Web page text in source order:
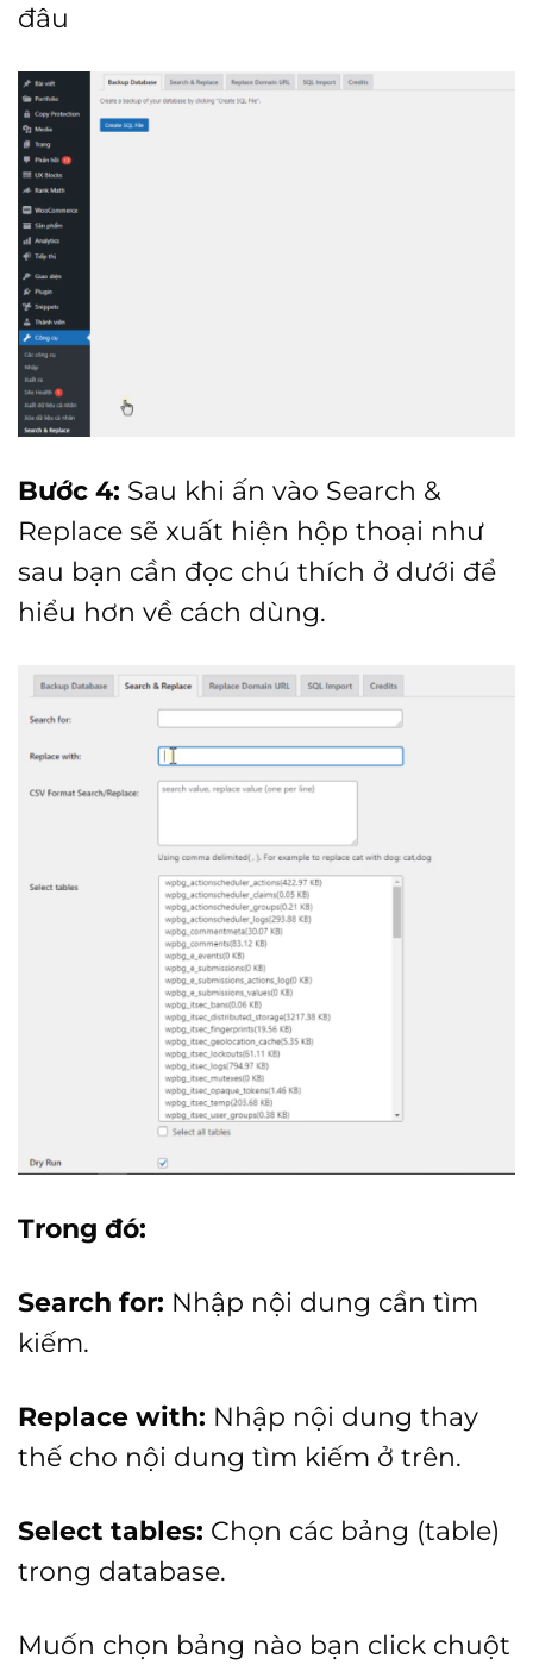
đâu
Bước 4: Sau khi ấn vào Search &
Replace sẽ xuất hiện hộp thoại như
sau bạn cần đọc chú thích ở dưới để
hiểu hơn về cách dùng.
Trong đó:
Search for: Nhập nội dung cần tìm
kiếm.
Replace with: Nhập nội dung thay
thế cho nội dung tìm kiếm ở trên.
Select tables: Chọn các bảng (table)
trong database.
Muốn chọn bảng nào bạn click chuột